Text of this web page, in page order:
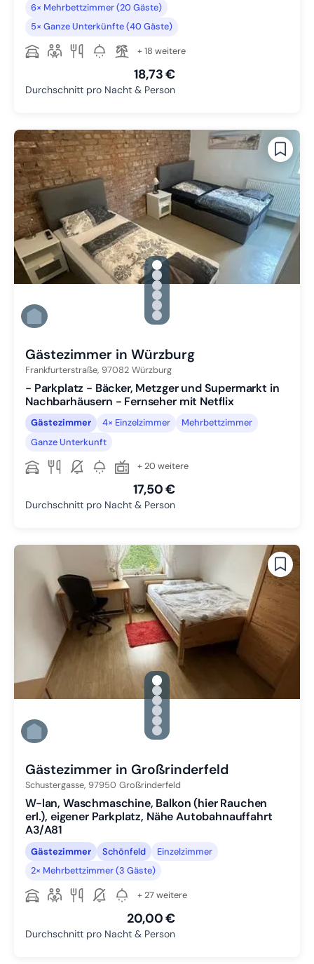
6× Mehrbettzimmer (20 Gäste)
5× Ganze Unterkünfte (40 Gäste)
+ 18 weitere
18,73 €
Durchschnitt pro Nacht & Person
gallery.slide_selector
Zu Slide 1 wechseln
Zu Slide 2 wechseln
Zu Slide 3 wechseln
Zu Slide 4 wechseln
Zu Slide 5 wechseln
Zu Slide 6 wechseln
Gästezimmer in Würzburg
Frankfurterstraße, 97082 Würzburg
- Parkplatz - Bäcker, Metzger und Supermarkt in
Nachbarhäusern - Fernseher mit Netflix
Gästezimmer 4× Einzelzimmer
Mehrbettzimmer
Ganze Unterkunft
+ 20 weitere
17,50 €
Durchschnitt pro Nacht & Person
gallery.slide_selector
Zu Slide 1 wechseln
Zu Slide 2 wechseln
Zu Slide 3 wechseln
Zu Slide 4 wechseln
Zu Slide 5 wechseln
Zu Slide 6 wechseln
Gästezimmer in Großrinderfeld
Schustergasse, 97950 Großrinderfeld
W-lan, Waschmaschine, Balkon (hier Rauchen
erl.), eigener Parkplatz, Nähe Autobahnauffahrt
A3/A81
Gästezimmer Schönfeld
Einzelzimmer
2× Mehrbettzimmer (3 Gäste)
+ 27 weitere
20,00 €
Durchschnitt pro Nacht & Person